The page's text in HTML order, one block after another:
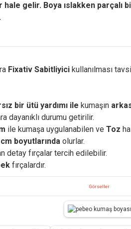
gelir. Boya ıslakken parçalı
Fixativ Sabitliyici kullanılması
bir ütü yardımı ile kumaşın
dayanıklı durumu getirilir.
ile kumaşa uygulanabilen ve Toz
boyutlarında olurlar.
detay fırçalar tercih edilebilir.
fırçalardır.
Görseller